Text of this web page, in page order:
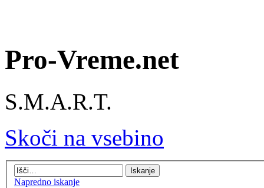
Pro-Vreme.net
S.M.A.R.T.
Skoči na vsebino
Napredno iskanje